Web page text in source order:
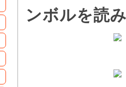
ンボルを読